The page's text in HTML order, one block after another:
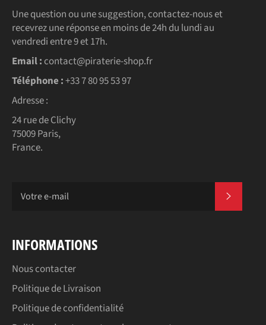
Une question ou une suggestion, contactez-nous et
recevrez une réponse en moins de 24h du lundi au
vendredi entre 9 et 17h.
Email : contact@piraterie-shop.fr
Téléphone :+33 7 80 95 53 97
Adresse :
24 rue de Clichy
75009 Paris,
France.
INFORMATIONS
Nous contacter
Politique de Livraison
Politique de confidentialité